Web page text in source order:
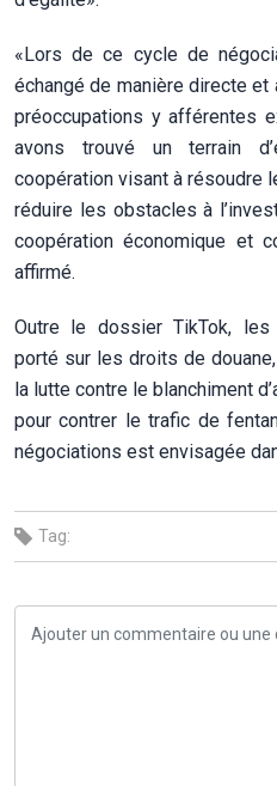
«Lors de ce cycle de
échangé de manière directe
préoccupations y afférentes
avons trouvé un terrain
coopération visant à résoudre
réduire les obstacles à
coopération économique et
affirmé.
Outre le dossier TikTok,
porté sur les droits de
la lutte contre le blanchiment
pour contrer le trafic de
négociations est envisagée
Tag: